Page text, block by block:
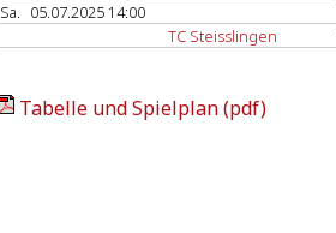
Sa. 05.07.2025 14:00
TC Steisslingen
Tabelle und Spielplan (pdf)